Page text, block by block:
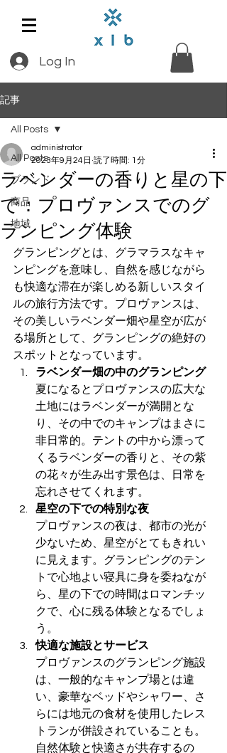
Log In
記事
All Posts
ブランド
商品
地域
All Posts
ラベンダーの香りと星の下
で：プロヴァンスでのグ
ランピング体験
administrator
2023年9月24日 読了時間: 1分
グランピングとは、グラマラスなキャ
ンピングを意味し、自然を感じながら
も快適な滞在が楽しめる新しいスタイ
ルの旅行方法です。プロヴァンスは、
その美しいラベンダー畑や星空が広が
る場所として、グランピングの絶好の
スポットとなっています。
ラベンダー畑の中のグランピング
夏になるとプロヴァンスの広大な
土地にはラベンダーが満開とな
り、その中でのキャンプはまさに
非日常的。テントの中から漂って
くるラベンダーの香りと、その紫
の花々が生み出す景色は、日常を
忘れさせてくれます。
星空の下での特別な夜
プロヴァンスの夜は、都市の光が
少ないため、星空がとてもきれい
に見えます。グランピングのテン
トで心地よい寝具に身を委ねなが
ら、星の下での時間はロマンチッ
クで、心に残る体験となるでしょ
う。
快適な施設とサービス
プロヴァンスのグランピング施設
は、一般的なキャンプ場とは違
い、豪華なベッドやシャワー、さ
らには地元の食材を使用したレス
トランが併設されていることも。
自然体験と快適さが共存するの